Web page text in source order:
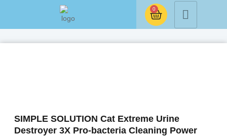
0
SIMPLE SOLUTION Cat Extreme Urine
Destroyer 3X Pro-bacteria Cleaning Power